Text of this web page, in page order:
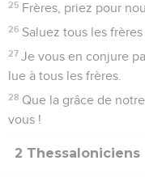
C'est une preuve du
vous soyez jugés
vous souffrez.
6 Car il est de la justice
qui vous affligent,
7 et de vous donner, à
nous, lorsque le
anges de sa puissance,